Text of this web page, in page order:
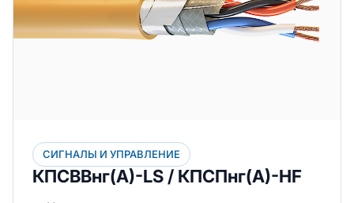
СИГНАЛЫ И УПРАВЛЕНИЕ
КПСВВнг(А)-LS / КПСПнг(А)-HF